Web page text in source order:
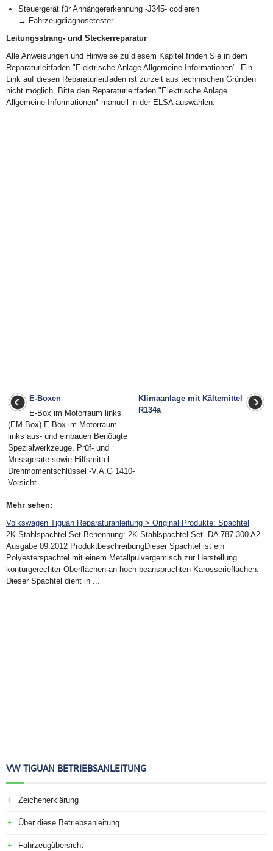
Steuergerät für Anhängererkennung -J345- codieren
→ Fahrzeugdiagnosetester.
Leitungsstrang- und Steckerreparatur
Alle Anweisungen und Hinweise zu diesem Kapitel finden Sie in dem
Reparaturleitfaden "Elektrische Anlage Allgemeine Informationen". Ein
Link auf diesen Reparaturleitfaden ist zurzeit aus technischen Gründen
nicht möglich. Bitte den Reparaturleitfaden "Elektrische Anlage
Allgemeine Informationen" manuell in der ELSA auswählen.
E-Boxen
E-Box im Motorraum links
(EM-Box) E-Box im Motorraum
links aus- und einbauen Benötigte
Spezialwerkzeuge, Prüf- und
Messgeräte sowie Hilfsmittel
Drehmomentschlüssel -V.A.G 1410-
Vorsicht ...
Klimaanlage mit Kältemittel
R134a
...
Mehr sehen:
Volkswagen Tiguan Reparaturanleitung > Original Produkte: Spachtel
2K-Stahlspachtel Set Benennung: 2K-Stahlspachtel-Set -DA 787 300 A2-
Ausgabe 09.2012 ProduktbeschreibungDieser Spachtel ist ein
Polyesterspachtel mit einem Metallpulvergemisch zur Herstellung
konturgerechter Oberflächen an hoch beanspruchten Karosserieflächen.
Dieser Spachtel dient in ...
VW TIGUAN BETRIEBSANLEITUNG
Zeichenerklärung
Über diese Betriebsanleitung
Fahrzeugübersicht